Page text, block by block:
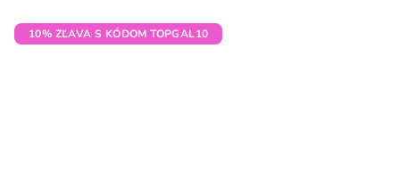
10% ZĽAVA S KÓDOM TOPGAL10